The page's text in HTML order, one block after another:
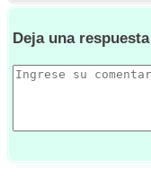
Deja una respuesta